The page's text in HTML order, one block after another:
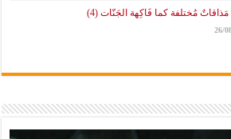
مُختلفة كما فَاكِهة الجَنّات (4)
26/